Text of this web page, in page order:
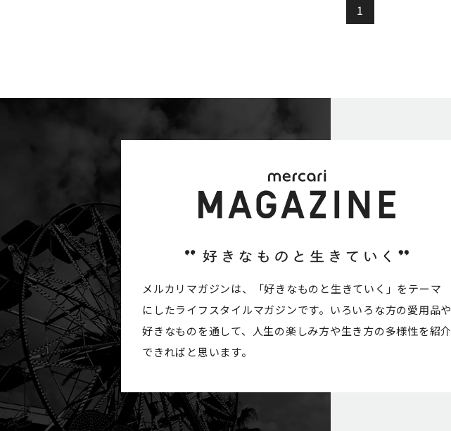
1
メルカリマガジンは、「好きなものと生きていく」をテーマ
にしたライフスタイルマガジンです。いろいろな方の愛用品や
好きなものを通して、人生の楽しみ方や生き方の多様性を紹介
できればと思います。